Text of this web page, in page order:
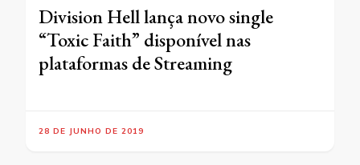
Division Hell lança novo single
“Toxic Faith” disponível nas
plataformas de Streaming
28 DE JUNHO DE 2019